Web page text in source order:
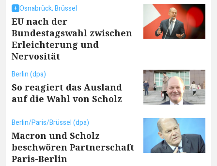
Osnabrück, Brüssel
EU nach der
Bundestagswahl zwischen
Erleichterung und
Nervosität
Berlin (dpa)
So reagiert das Ausland
auf die Wahl von Scholz
Berlin/Paris/Brüssel (dpa)
Macron und Scholz
beschwören Partnerschaft
Paris-Berlin